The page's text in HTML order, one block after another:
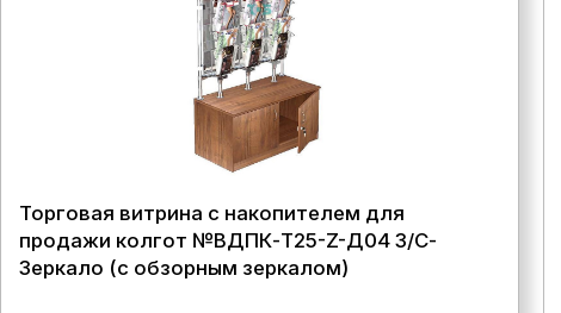
Торговая витрина с накопителем для
продажи колгот №ВДПК-Т25-Z-Д04 З/С-
Зеркало (с обзорным зеркалом)